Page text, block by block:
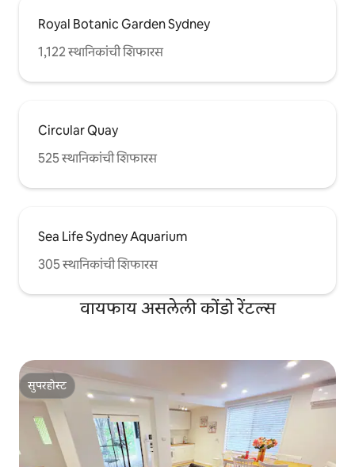
Royal Botanic Garden Sydney
1,122 स्थानिकांची शिफारस
Circular Quay
525 स्थानिकांची शिफारस
Sea Life Sydney Aquarium
305 स्थानिकांची शिफारस
वायफाय असलेली कोंडो रेंटल्स
सुपरहोस्ट
सुपरहोस्ट